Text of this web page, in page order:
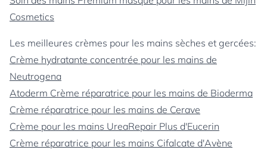
Cosmetics
Les meilleures crèmes pour les mains sèches et gercées:
Crème hydratante concentrée pour les mains de
Neutrogena
Atoderm Crème réparatrice pour les mains de Bioderma
Crème réparatrice pour les mains de Cerave
Crème pour les mains UreaRepair Plus d'Eucerin
Crème réparatrice pour les mains Cifalcate d'Avène